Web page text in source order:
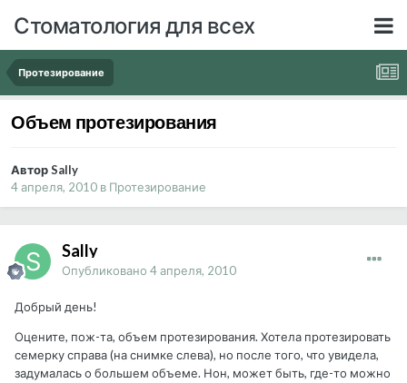
Стоматология для всех
Протезирование
Объем протезирования
Автор Sally
4 апреля, 2010 в Протезирование
Sally
Опубликовано 4 апреля, 2010
Добрый день!
Оцените, пож-та, объем протезирования. Хотела протезировать
семерку справа (на снимке слева), но после того, что увидела,
задумалась о большем объеме. Нон, может быть, где-то можно